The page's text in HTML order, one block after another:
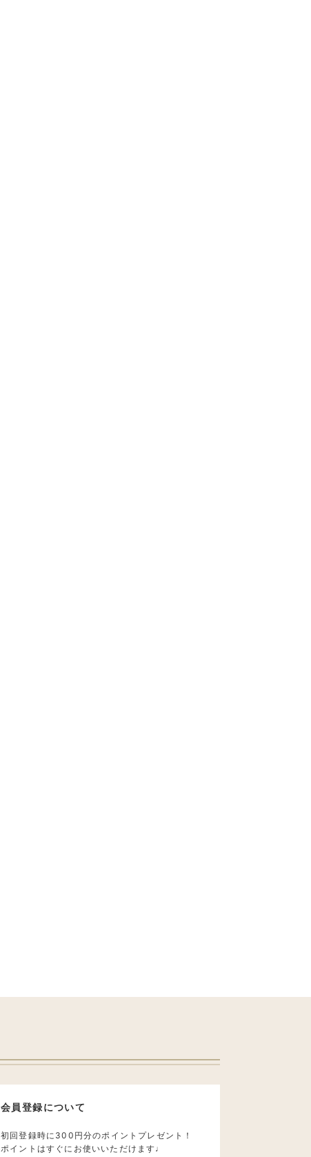
会員登録について
初回登録時に300円分のポイントプレゼント！
ポイントはすぐにお使いいただけます♩